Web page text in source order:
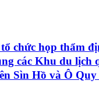
chức họp thẩm
các Khu du lịch
Sìn Hồ và Ô Quy